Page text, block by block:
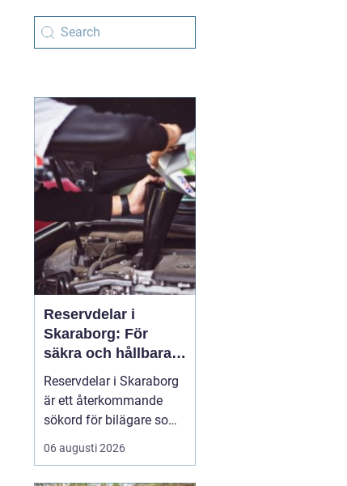
Reservdelar i
Skaraborg: För
säkra och hållbara
bilar
Reservdelar i Skaraborg
är ett återkommande
sökord för bilägare som
vill hålla bilen i gott
skick utan att betala
06 augusti 2026